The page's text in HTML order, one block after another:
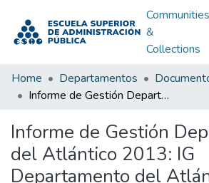
Communities
&
Collections
Home Departamentos
Informe de Gestión Departamento del Atlántico 2013: IG Departamento del Atlántico 2013
Informe de Gestión
del Atlántico 2013: IG
Departamento del